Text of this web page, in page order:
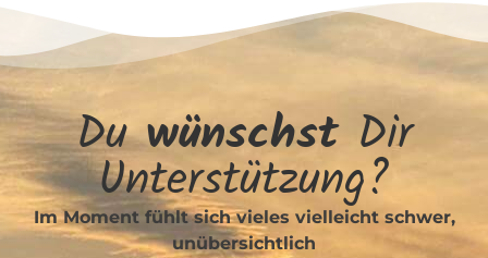
DuwünschstDir
Unterstützung?
Im Moment fühlt sich vieles vielleicht schwer,
unübersichtlich